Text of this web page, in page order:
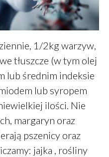
1/2kg warzyw,
tłuszcze (w tym olej
lub średnim indeksie
lub syropem
ilości. Nie
margaryn oraz
pszenicy oraz
jajka , rośliny